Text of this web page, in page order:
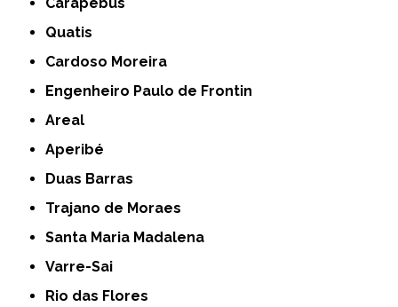
Carapebus
Quatis
Cardoso Moreira
Engenheiro Paulo de Frontin
Areal
Aperibé
Duas Barras
Trajano de Moraes
Santa Maria Madalena
Varre-Sai
Rio das Flores